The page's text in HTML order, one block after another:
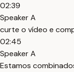
02:39
Speaker A
curte o vídeo e
02:45
Speaker A
Estamos